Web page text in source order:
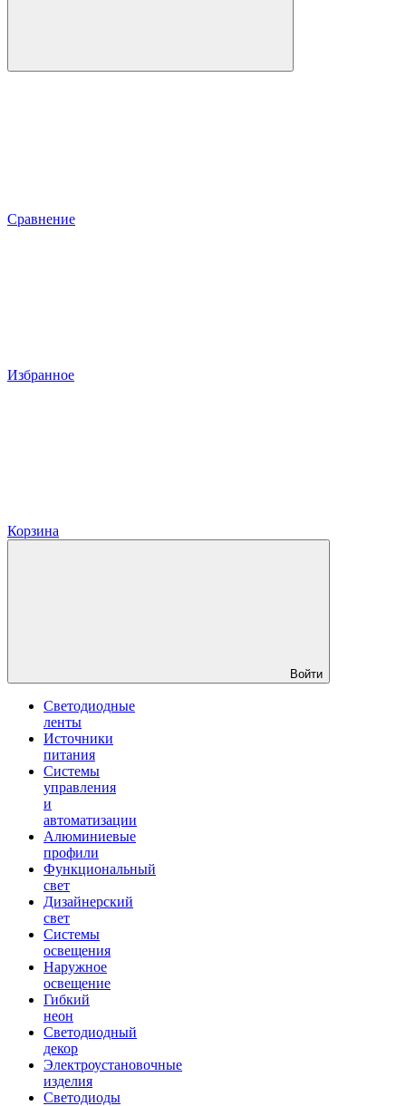
Сравнение
Избранное
Корзина
Войти
Светодиодные
ленты
Источники
питания
Системы
управления
и
автоматизации
Алюминиевые
профили
Функциональный
свет
Дизайнерский
свет
Системы
освещения
Наружное
освещение
Гибкий
неон
Светодиодный
декор
Электроустановочные
изделия
Светодиоды